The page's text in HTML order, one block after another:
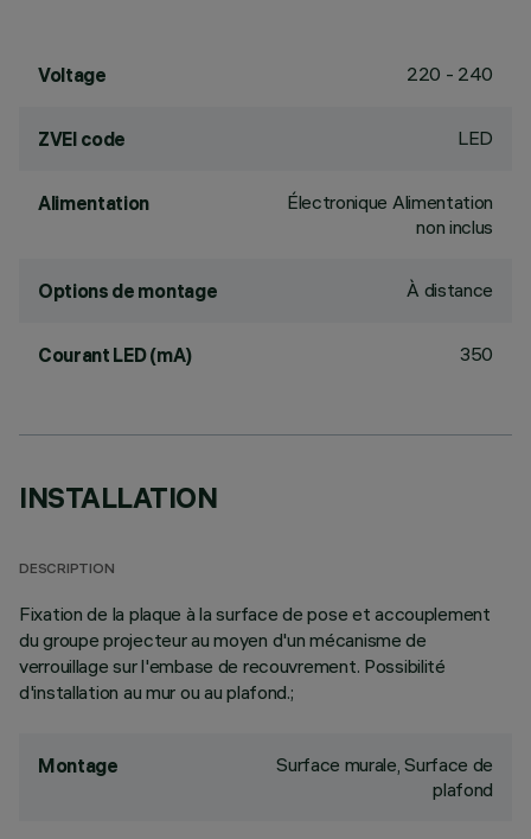
Voltage 220 - 240
ZVEI code LED
Alimentation
Électronique Alimentation
non inclus
Options de montage À distance
Courant LED (mA) 350
INSTALLATION
DESCRIPTION
Fixation de la plaque à la surface de pose et accouplement
du groupe projecteur au moyen d'un mécanisme de
verrouillage sur l'embase de recouvrement. Possibilité
d'installation au mur ou au plafond.;
Montage
Surface murale, Surface de
plafond